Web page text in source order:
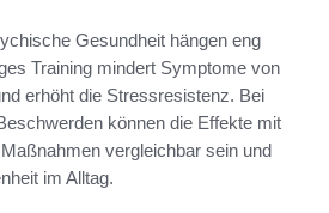
Gesundheit hängen eng
Training mindert Symptome von
erhöht die Stressresistenz. Bei
können die Effekte mit
vergleichbar sein und
im Alltag.